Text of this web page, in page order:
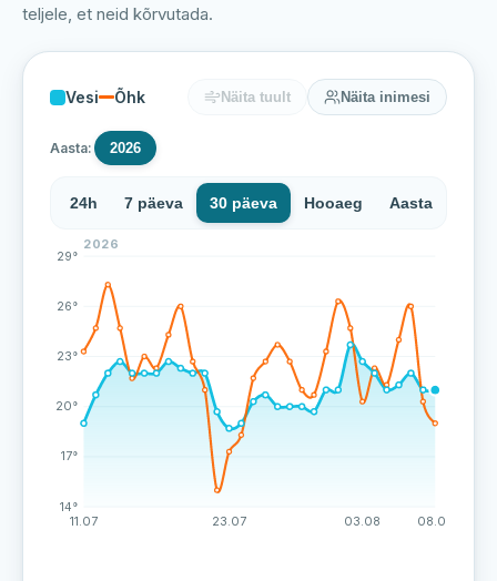
teljele, et neid kõrvutada.
Vesi Õhk Näita tuult Näita inimesi
Aasta: 2026
24h 7 päeva 30 päeva Hooaeg Aasta
Narva Joaoru ranna veetemperatuur on viimase 44
14°
17°
20°
23°
26°
29°
11.07 23.07 03.08 08.08
2026